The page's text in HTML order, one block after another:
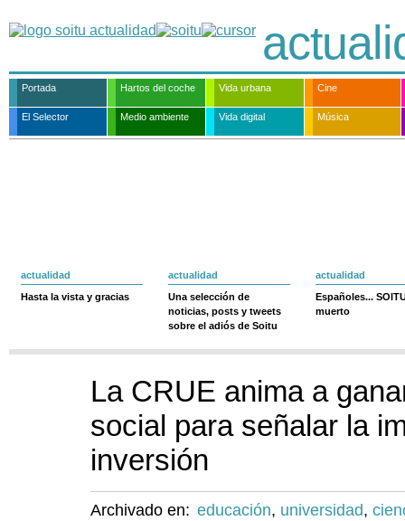
Portada Hartos del coche Vida urbana Cine
El Selector Medio ambiente Vida digital Música
actualidad
Hasta la vista y gracias
actualidad
Una selección de
noticias, posts y tweets
sobre el adiós de Soitu
actualidad
Españoles...
muerto
La CRUE anima a
social para señalar la
inversión
Archivado en: educación, universidad,